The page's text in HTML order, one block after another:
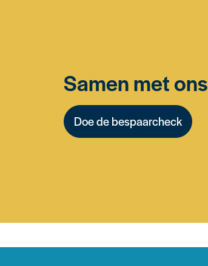
Samen met ons
Doe de bespaarcheck